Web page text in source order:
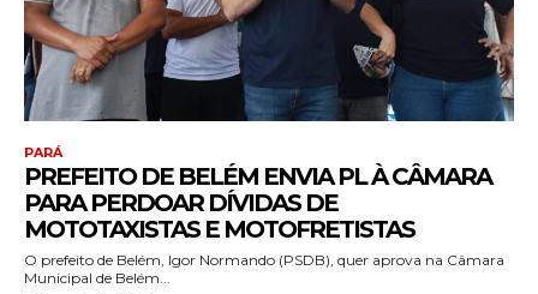
PARÁ
PREFEITO DE BELÉM ENVIA PL À CÂMARA
PARA PERDOAR DÍVIDAS DE
MOTOTAXISTAS E MOTOFRETISTAS
O prefeito de Belém, Igor Normando (PSDB), quer aprova na Câmara
Municipal de Belém...